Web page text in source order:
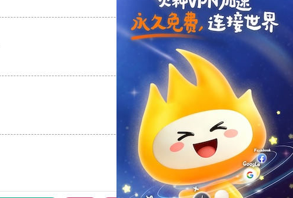
支持[0] 反对
支持
支持 反对 [0]